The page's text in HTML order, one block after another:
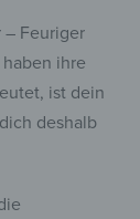
– Feuriger
ihre
ist dein
deshalb